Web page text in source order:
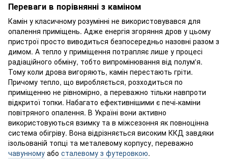
Переваги в порівнянні з каміном
Камін у класичному розумінні не використовувався для
опалення приміщень. Адже енергія згоряння дров у цьому
пристрої просто виводиться безпосередньо назовні разом з
димом. А тепло у приміщення потрапляє лише у процесі
радіаційного обміну, тобто випромінювання від полум'я.
Тому коли дрова вигоряють, камін перестають гріти.
Причому тепло, що виробляється, розходиться по
приміщенню не рівномірно, а переважно тільки навпроти
відкритої топки. Набагато ефективнішими є печі-каміни
повітряного опалення. В Україні вони активно
використовуються взимку та в міжсезоння як повноцінна
система обігріву. Вона відрізняється високим ККД завдяки
ізольованій топці та металевому корпусу, переважно
чавунному або сталевому з футеровкою.